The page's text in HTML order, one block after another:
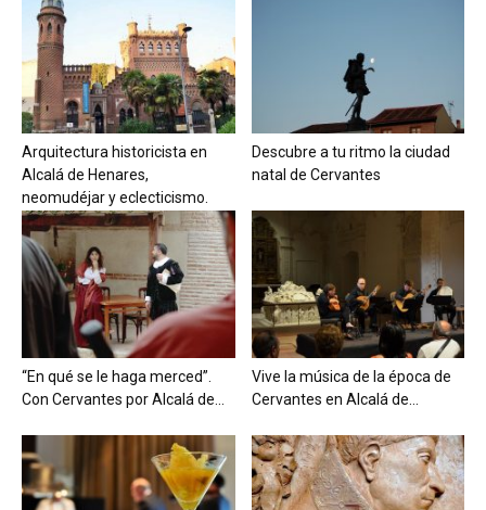
Arquitectura historicista en
Alcalá de Henares,
neomudéjar y eclecticismo.
Descubre a tu ritmo la ciudad
natal de Cervantes
“En qué se le haga merced”.
Con Cervantes por Alcalá de...
Vive la música de la época de
Cervantes en Alcalá de...